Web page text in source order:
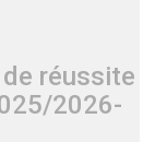
réussite
2026-